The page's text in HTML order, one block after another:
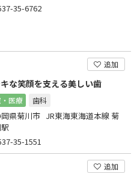
35-6762
追加
な笑顔を支える美しい歯
医療 歯科
県菊川市 JR東海東海道本線 菊
35-1551
追加